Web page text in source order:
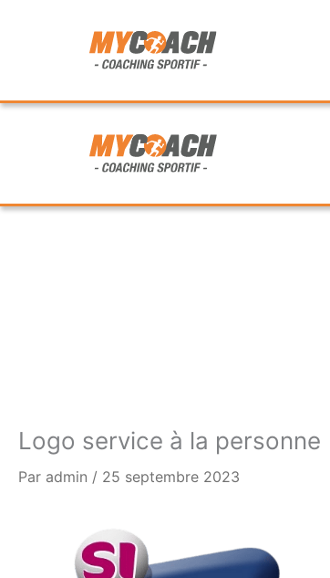
Logo service à la personne
Par admin / 25 septembre 2023